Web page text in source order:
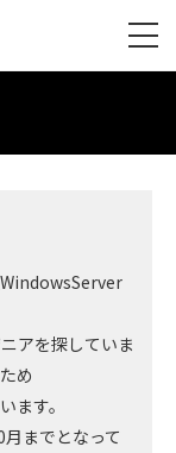
アを探していま
め
ます。
までとなって